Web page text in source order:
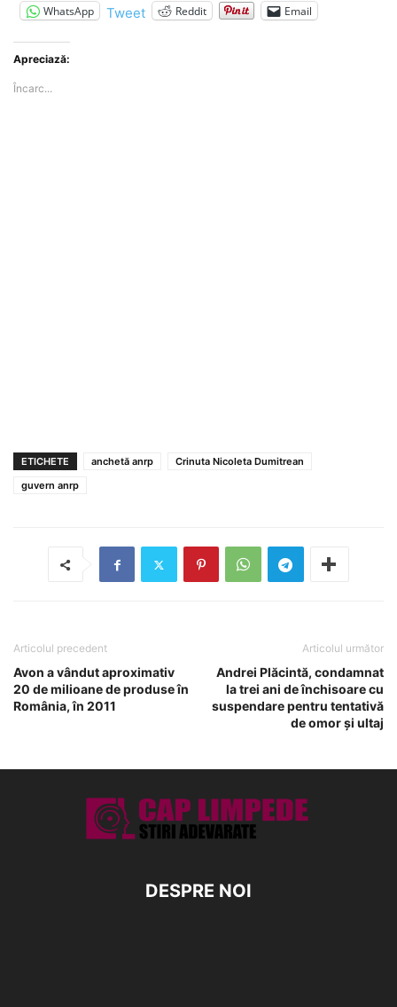
WhatsApp Tweet Reddit Email
Apreciază:
Încarc...
ETICHETE anchetă anrp
Crinuta Nicoleta Dumitrean
guvern anrp
Articolul precedent
Avon a vândut aproximativ
20 de milioane de produse în
România, în 2011
Articolul următor
Andrei Plăcintă, condamnat
la trei ani de închisoare cu
suspendare pentru tentativă
de omor şi ultaj
DESPRE NOI